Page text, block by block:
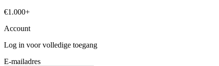
€1.000+
Account
Log in voor volledige toegang
E-mailadres